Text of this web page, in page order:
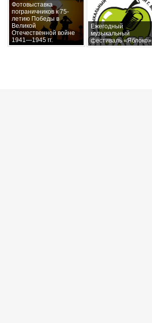
Фотовыставка
пограничников к 75-
летию Победы в
Великой
Отечественной войне
1941—1945 гг.
Ежегодный
музыкальный
фестиваль «Яблоко»